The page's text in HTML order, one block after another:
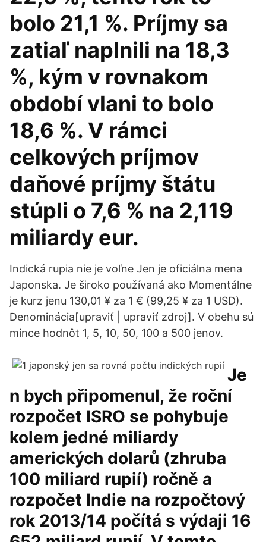
bolo 21,1 %. Príjmy sa
zatiaľ naplnili na 18,3
%, kým v rovnakom
období vlani to bolo
18,6 %. V rámci
celkových príjmov
daňové príjmy štátu
stúpli o 7,6 % na 2,119
miliardy eur.
Indická rupia nie je voľne Jen je oficiálna mena
Japonska. Je široko používaná ako Momentálne
je kurz jenu 130,01 ¥ za 1 € (99,25 ¥ za 1 USD).
Denominácia[upraviť | upraviť zdroj]. V obehu sú
mince hodnôt 1, 5, 10, 50, 100 a 500 jenov.
Je
n bych připomenul, že roční
rozpočet ISRO se pohybuje
kolem jedné miliardy
amerických dolarů (zhruba
100 miliard rupií) ročně a
rozpočet Indie na rozpočtový
rok 2013/14 počítá s výdaji 16